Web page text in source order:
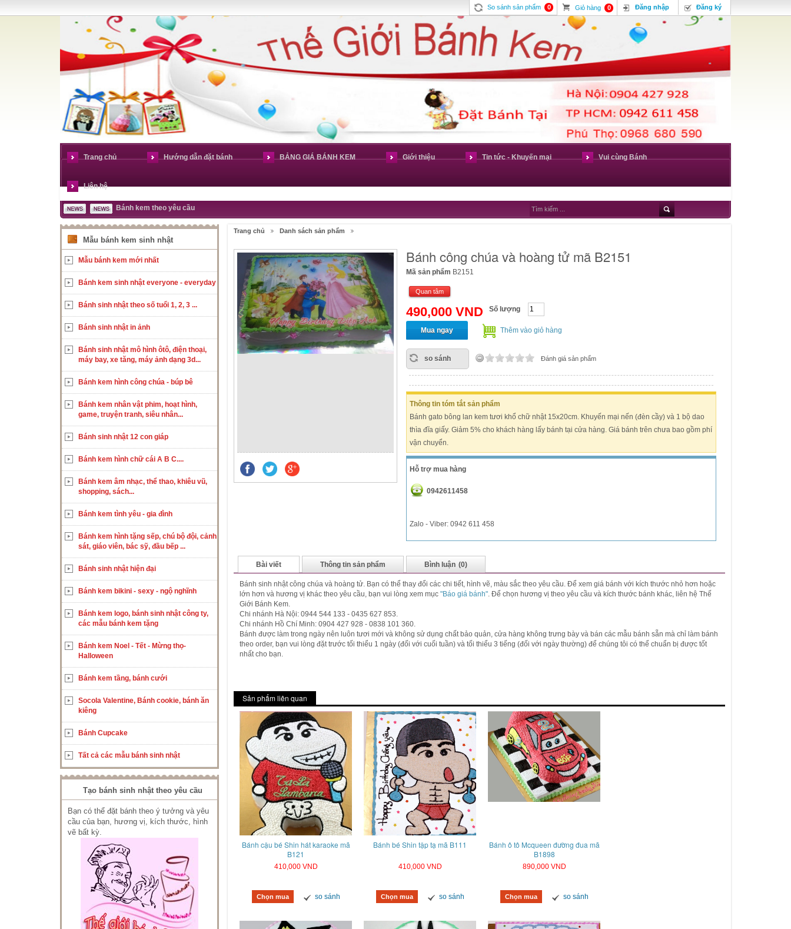
So sánh sản phẩm 0 Giỏ hàng 0 Đăng nhập Đăng ký
Trang chủ Hướng dẫn đặt bánh BẢNG GIÁ BÁNH KEM Giới thiệu Tin tức - Khuyến mại Vui cùng Bánh
Liên hệ
Bánh kem theo yêu cầu
Trang chủ Danh sách sản phẩm
Bánh công chúa và hoàng tử mã B2151
Mã sản phẩm B2151
Quan tâm
490,000 VND Số lượng
Mua ngay Thêm vào giỏ hàng
so sánh Đánh giá sản phẩm
Thông tin tóm tắt sản phẩm
Bánh gato bông lan kem tươi khổ chữ nhật 15x20cm. Khuyến mại nến (đèn cầy) và 1 bộ dao
thìa đĩa giấy. Giảm 5% cho khách hàng lấy bánh tại cửa hàng. Giá bánh trên chưa bao gồm phí
vận chuyển.
Hỗ trợ mua hàng
0942611458
Zalo - Viber: 0942 611 458
Bài viết Thông tin sản phẩm Bình luận (0)
Bánh sinh nhật công chúa và hoàng tử. Bạn có thể thay đổi các chi tiết, hình vẽ, màu sắc theo yêu cầu. Để xem giá bánh với kích thước nhỏ hơn hoặc
lớn hơn và hương vị khác theo yêu cầu, bạn vui lòng xem mục "Báo giá bánh" . Để chọn hương vị theo yêu cầu và kích thước bánh khác, liên hệ Thế
Giới Bánh Kem.
Chi nhánh Hà Nội: 0944 544 133 - 0435 627 853.
Chi nhánh Hồ Chí Minh: 0904 427 928 - 0838 101 360.
Bánh được làm trong ngày nên luôn tươi mới và không sử dụng chất bảo quản, cửa hàng không trưng bày và bán các mẫu bánh sẵn mà chỉ làm bánh
theo order, bạn vui lòng đặt trước tối thiểu 1 ngày (đối với cuối tuần) và tối thiểu 3 tiếng (đối với ngày thường) để chúng tôi có thể chuẩn bị được tốt
nhất cho bạn.
Sản phẩm liên quan
Bánh cậu bé Shin hát karaoke mã
B121
410,000 VND
Chọn mua so sánh
Bánh bé Shin tập tạ mã B111
410,000 VND
Chọn mua so sánh
Bánh ô tô Mcqueen đường đua mã
B1898
890,000 VND
Chọn mua so sánh
Mẫu bánh kem sinh nhật
Mẫu bánh kem mới nhất
Bánh kem sinh nhật everyone - everyday
Bánh sinh nhật theo số tuổi 1, 2, 3 ...
Bánh sinh nhật in ảnh
Bánh sinh nhật mô hình ôtô, điện thoại,
máy bay, xe tăng, máy ảnh dạng 3d...
Bánh kem hình công chúa - búp bê
Bánh kem nhân vật phim, hoạt hình,
game, truyện tranh, siêu nhân...
Bánh sinh nhật 12 con giáp
Bánh kem hình chữ cái A B C....
Bánh kem âm nhạc, thể thao, khiêu vũ,
shopping, sách...
Bánh kem tình yêu - gia đình
Bánh kem hình tặng sếp, chú bộ đội, cảnh
sát, giáo viên, bác sỹ, đầu bếp ...
Bánh sinh nhật hiện đại
Bánh kem bikini - sexy - ngộ nghĩnh
Bánh kem logo, bánh sinh nhật công ty,
các mẫu bánh kem tặng
Bánh kem Noel - Tết - Mừng thọ-
Halloween
Bánh kem tầng, bánh cưới
Socola Valentine, Bánh cookie, bánh ăn
kiêng
Bánh Cupcake
Tất cả các mẫu bánh sinh nhật
Tạo bánh sinh nhật theo yêu cầu
Bạn có thể đặt bánh theo ý tưởng và yêu
cầu của bạn, hương vị, kích thước, hình
vẽ bất kỳ.